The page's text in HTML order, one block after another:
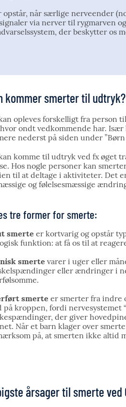
opstår, når særlige nerveender
via nerver til rygmarven
der beskytter os
kommer smerter til udtryk?
opleves forskelligt fra person
ondt vedkommende har.
nederst på siden under ”Børn
komme til udtryk ved fx øget
Hos nogle personer kan
til at deltage i aktiviteter. Det
og følelsesmæssige
tre former for smerte:
smerte er kortvarig og opstår
funktion: at få os til at
smerte varer i uger eller
eller ændringer i
smerte er smerter fra indre
på kroppen, fordi nervesystemet
der giver
Når et barn klager over
på, at smerten ikke altid
årsager til smerte ved